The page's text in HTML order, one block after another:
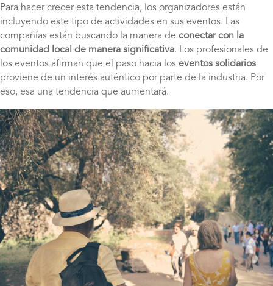
Para hacer crecer esta tendencia, los organizadores están
incluyendo este tipo de actividades en sus eventos. Las
compañías están buscando la manera de conectar con la
comunidad local de manera significativa. Los profesionales de
los eventos afirman que el paso hacia los eventos solidarios
proviene de un interés auténtico por parte de la industria. Por
eso, esa una tendencia que aumentará.